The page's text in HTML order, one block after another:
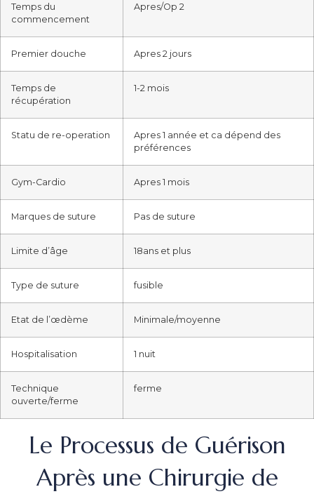
Temps du
commencement
Apres/Op 2
Premier douche Apres 2 jours
Temps de
récupération
1-2 mois
Statu de re-operation
Apres 1 année et ca dépend des
préférences
Gym-Cardio Apres 1 mois
Marques de suture Pas de suture
Limite d’âge 18ans et plus
Type de suture fusible
Etat de l’œdème Minimale/moyenne
Hospitalisation 1 nuit
Technique
ouverte/ferme
ferme
Le Processus de Guérison
Après une Chirurgie de